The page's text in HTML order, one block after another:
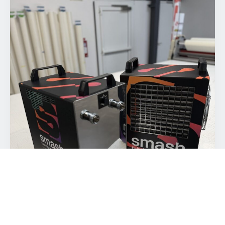
Entreprise
E-mail
Téléphone
Décrivez votre projet